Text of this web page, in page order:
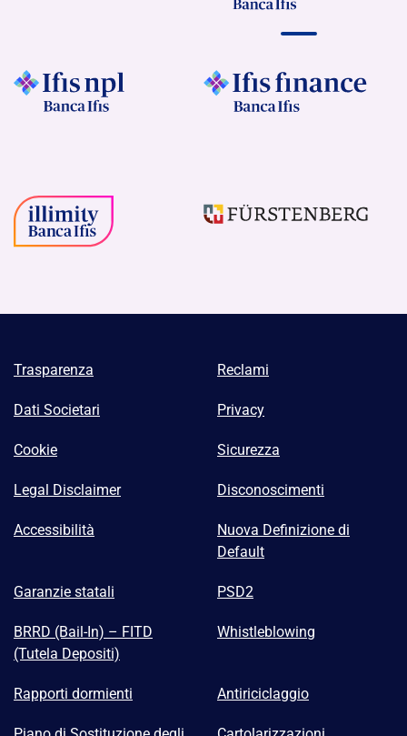
Trasparenza Reclami
Dati Societari Privacy
Cookie Sicurezza
Legal Disclaimer Disconoscimenti
Accessibilità
Nuova Definizione di
Default
Garanzie statali PSD2
BRRD (Bail-In) – FITD
(Tutela Depositi)
Whistleblowing
Rapporti dormienti Antiriciclaggio